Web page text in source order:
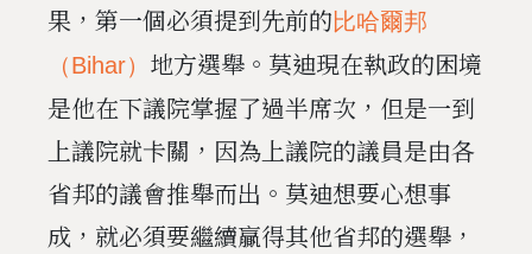
果，第一個必須提到先前的比哈爾邦
（Bihar） 地方選舉。莫迪現在執政的困境
是他在下議院掌握了過半席次，但是一到
上議院就卡關，因為上議院的議員是由各
省邦的議會推舉而出。莫迪想要心想事
成，就必須要繼續贏得其他省邦的選舉，